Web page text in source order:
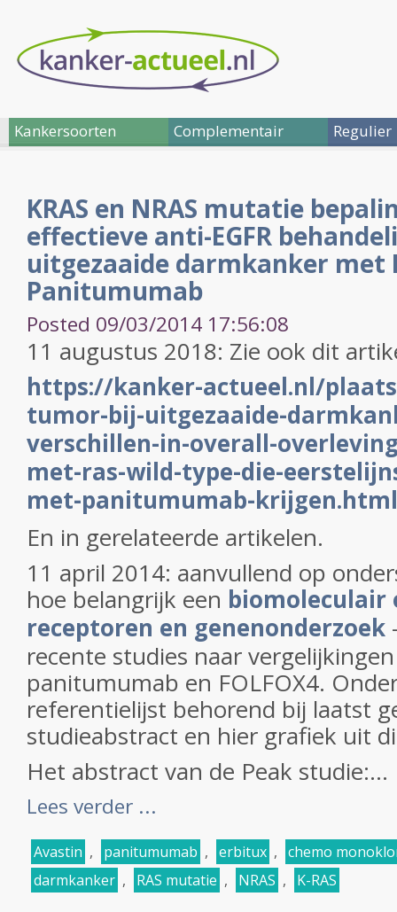
Kankersoorten Complementair Regulier
KRAS en NRAS mutatie
effectieve anti-EGFR
uitgezaaide darmkanker met
Panitumumab
Posted 09/03/2014 17:56:08
11 augustus 2018: Zie ook dit
https://kanker-actueel.nl/
tumor-bij-uitgezaaide-
verschillen-in-overall-
met-ras-wild-type-die-
met-panitumumab-krijgen.html
En in gerelateerde artikelen.
11 april 2014: aanvullend op
hoe belangrijk een biomoleculair
receptoren en genenonderzoek
recente studies naar
panitumumab en FOLFOX4.
referentielijst behorend bij laatst
studieabstract en hier grafiek uit
Het abstract van de Peak studie:...
Lees verder ...
Avastin , panitumumab , erbitux , chemo
darmkanker , RAS mutatie , NRAS , K-RAS